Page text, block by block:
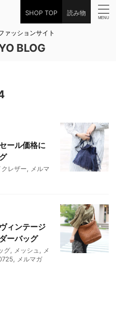
SHOP TOP 読み物
ァッションサイト
BLOG
ール価格に
レザー, メルマ
ィンテージ
ーバッグ
グ, メッシュ , メ
, メルマガ